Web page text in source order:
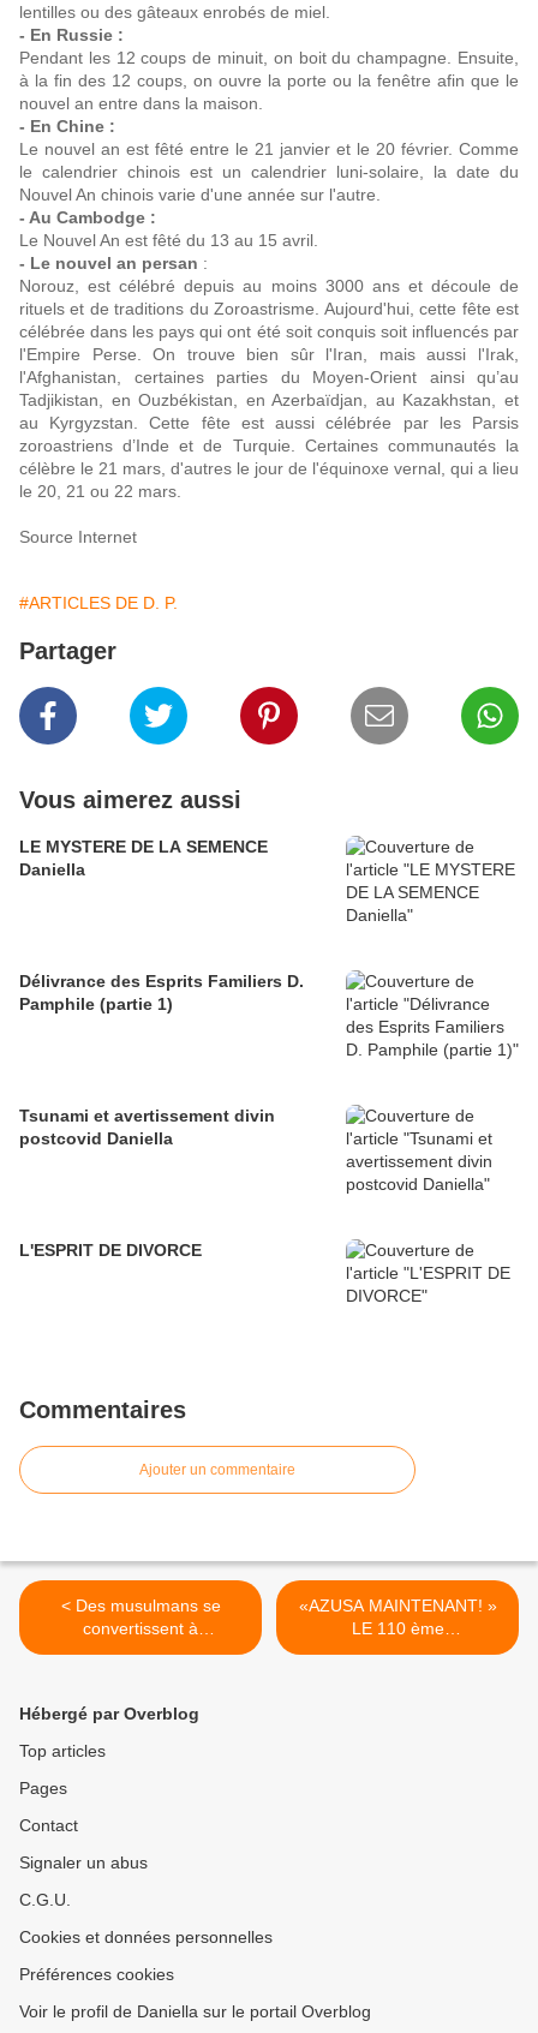
lentilles ou des gâteaux enrobés de miel.
- En Russie :
Pendant les 12 coups de minuit, on boit du champagne. Ensuite,
à la fin des 12 coups, on ouvre la porte ou la fenêtre afin que le
nouvel an entre dans la maison.
- En Chine :
Le nouvel an est fêté entre le 21 janvier et le 20 février. Comme
le calendrier chinois est un calendrier luni-solaire, la date du
Nouvel An chinois varie d'une année sur l'autre.
- Au Cambodge :
Le Nouvel An est fêté du 13 au 15 avril.
- Le nouvel an persan :
Norouz, est célébré depuis au moins 3000 ans et découle de
rituels et de traditions du Zoroastrisme. Aujourd'hui, cette fête est
célébrée dans les pays qui ont été soit conquis soit influencés par
l'Empire Perse. On trouve bien sûr l'Iran, mais aussi l'Irak,
l'Afghanistan, certaines parties du Moyen-Orient ainsi qu’au
Tadjikistan, en Ouzbékistan, en Azerbaïdjan, au Kazakhstan, et
au Kyrgyzstan. Cette fête est aussi célébrée par les Parsis
zoroastriens d’Inde et de Turquie. Certaines communautés la
célèbre le 21 mars, d'autres le jour de l'équinoxe vernal, qui a lieu
le 20, 21 ou 22 mars.
Source Internet
#ARTICLES DE D. P.
Partager
Vous aimerez aussi
LE MYSTERE DE LA SEMENCE
Daniella
Délivrance des Esprits Familiers D.
Pamphile (partie 1)
Tsunami et avertissement divin
postcovid Daniella
L'ESPRIT DE DIVORCE
Commentaires
Ajouter un commentaire
< Des musulmans se
convertissent à
Jésus...Prions pour eux !
«AZUSA MAINTENANT! »
LE 110 ème
ANNIVERSAIRE DU
Hébergé par Overblog
Top articles
Pages
Contact
Signaler un abus
C.G.U.
Cookies et données personnelles
Préférences cookies
Voir le profil de Daniella sur le portail Overblog